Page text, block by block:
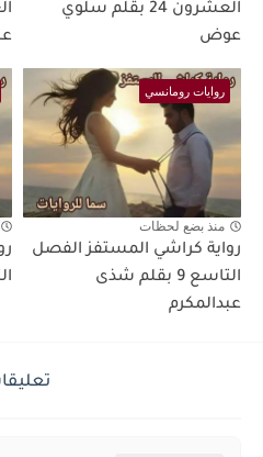
العشرون 24 بقلم سلوي
عوض
روايات رومانسي
منذ بضع لحظات
رواية كراشي المستفز الفصل
التاسع 9 بقلم شذى
عبدالمكرم